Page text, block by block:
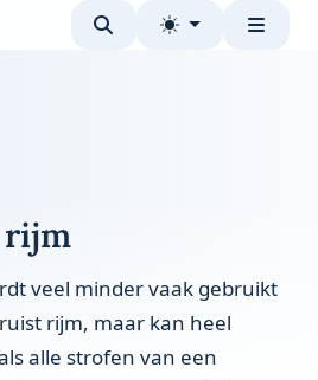
— naar de homepage
rijm
veel minder vaak gebruikt
rijm, maar kan heel
alle strofen van een